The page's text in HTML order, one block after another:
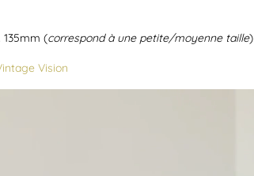
135mm (correspond à une petite/moyenne taille)
Vision